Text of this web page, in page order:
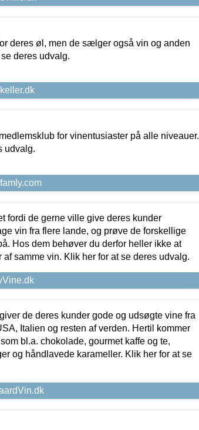
deres øl, men de sælger også vin og anden
deres udvalg.
for vinentusiaster på alle niveauer.
udvalg.
fordi de gerne ville give deres kunder
vin fra flere lande, og prøve de forskellige
Hos dem behøver du derfor heller ikke at
af samme vin. Klik her for at se deres udvalg.
de deres kunder gode og udsøgte vine fra
Italien og resten af verden. Hertil kommer
bl.a. chokolade, gourmet kaffe og te,
og håndlavede karameller. Klik her for at se